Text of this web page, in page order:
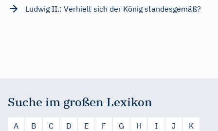
Ludwig II.: Verhielt sich der König standesgemäß?
Suche im großen Lexikon
A B C D E F G H I J
K